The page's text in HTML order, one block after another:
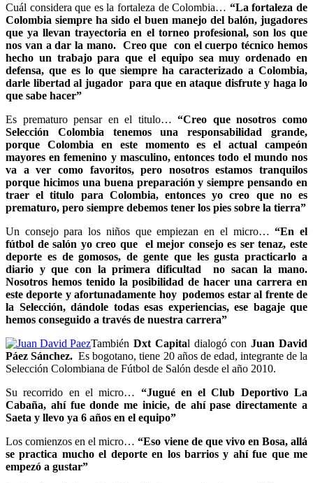
Cuál considera que es la fortaleza de Colombia… “La fortaleza de
Colombia siempre ha sido el buen manejo del balón, jugadores
que ya llevan trayectoria en el torneo profesional, son los que
nos van a dar la mano. Creo que con el cuerpo técnico hemos
hecho un trabajo para que el equipo sea muy ordenado en
defensa, que es lo que siempre ha caracterizado a Colombia,
darle libertad al jugador para que en ataque disfrute y haga lo
que sabe hacer”
Es prematuro pensar en el titulo…“Creo que nosotros como
Selección Colombia tenemos una responsabilidad grande,
porque Colombia en este momento es el actual campeón
mayores en femenino y masculino, entonces todo el mundo nos
va a ver como favoritos, pero nosotros estamos tranquilos
porque hicimos una buena preparación y siempre pensando en
traer el titulo para Colombia, entonces yo creo que no es
prematuro, pero siempre debemos tener los pies sobre la tierra”
Un consejo para los niños que empiezan en el micro…“En el
fútbol de salón yo creo que el mejor consejo es ser tenaz, este
deporte es de gomosos, de gente que les gusta practicarlo a
diario y que con la primera dificultad no sacan la mano.
Nosotros hemos tenido la posibilidad de hacer una carrera en
este deporte y afortunadamente hoy podemos estar al frente de
la Selección, dándole todas esas experiencias, ese bagaje que
hemos conseguido a través de nuestra carrera”
También Dxt Capital dialogó con Juan David
Páez Sánchez.Es bogotano, tiene 20 años de edad, integrante de la
Selección Colombiana de Fútbol de Salón desde el año 2010.
Su recorrido en el micro… “Jugué en el Club Deportivo La
Cabaña, ahí fue donde me inicie, de ahí pase directamente a
Saeta y llevo ya 6 años en el equipo”
Los comienzos en el micro…“Eso viene de que vivo en Bosa, allá
se practica mucho el deporte en los barrios y ahí fue que me
empezó a gustar”